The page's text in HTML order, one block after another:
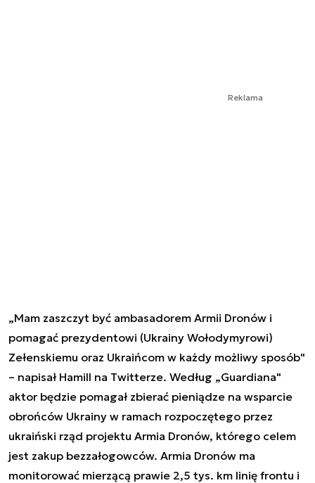
Reklama
„Mam zaszczyt być ambasadorem Armii Dronów i
pomagać prezydentowi (Ukrainy Wołodymyrowi)
Zełenskiemu oraz Ukraińcom w każdy możliwy sposób"
– napisał Hamill na Twitterze. Według „Guardiana"
aktor będzie pomagał zbierać pieniądze na wsparcie
obrońców Ukrainy w ramach rozpoczętego przez
ukraiński rząd projektu Armia Dronów, którego celem
jest zakup bezzałogowców. Armia Dronów ma
monitorować mierzącą prawie 2,5 tys. km linię frontu i